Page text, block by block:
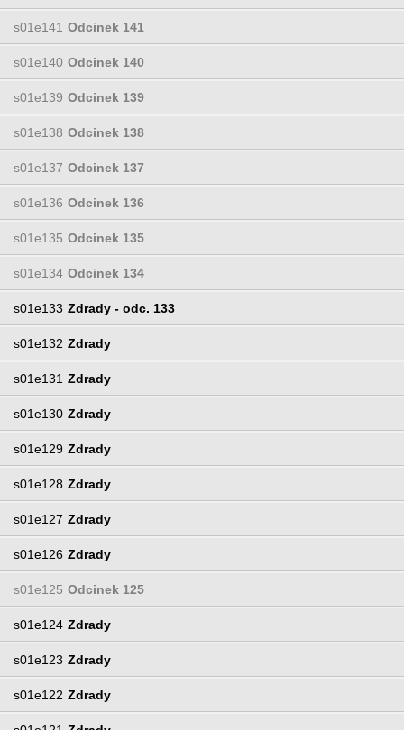
s01e141 Odcinek 141
s01e140 Odcinek 140
s01e139 Odcinek 139
s01e138 Odcinek 138
s01e137 Odcinek 137
s01e136 Odcinek 136
s01e135 Odcinek 135
s01e134 Odcinek 134
s01e133 Zdrady - odc. 133
s01e132 Zdrady
s01e131 Zdrady
s01e130 Zdrady
s01e129 Zdrady
s01e128 Zdrady
s01e127 Zdrady
s01e126 Zdrady
s01e125 Odcinek 125
s01e124 Zdrady
s01e123 Zdrady
s01e122 Zdrady